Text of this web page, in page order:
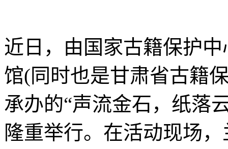
近日，由国家古籍保护
馆(同时也是甘肃省古籍
承办的“声流金石，纸落
隆重举行。在活动现场